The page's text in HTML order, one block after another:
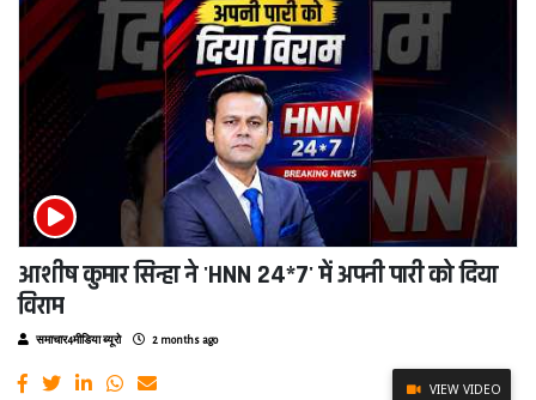
आशीष कुमार सिन्हा ने 'HNN 24*7' में अपनी पारी को दिया
विराम
समाचार4मीडिया ब्यूरो 2 months ago
VIEW VIDEO